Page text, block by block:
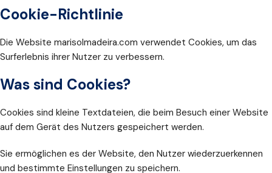
Cookie-Richtlinie
Die Website marisolmadeira.com verwendet Cookies, um das
Surferlebnis ihrer Nutzer zu verbessern.
Was sind Cookies?
Cookies sind kleine Textdateien, die beim Besuch einer Website
auf dem Gerät des Nutzers gespeichert werden.
Sie ermöglichen es der Website, den Nutzer wiederzuerkennen
und bestimmte Einstellungen zu speichern.